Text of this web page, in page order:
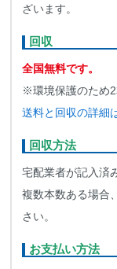
ざいます。
回収
全国無料です。
※環境保護のため2
送料と回収の詳細
回収方法
宅配業者が記入済
複数本数ある場合
さい。
お支払い方法